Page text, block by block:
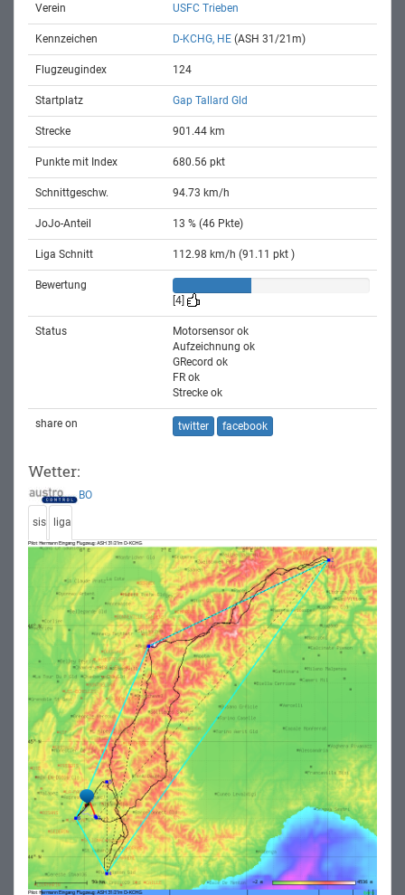
Verein USFC Trieben
Kennzeichen D-KCHG, HE (ASH 31/21m)
Flugzeugindex 124
Startplatz Gap Tallard Gld
Strecke 901.44 km
Punkte mit Index 680.56 pkt
Schnittgeschw. 94.73 km/h
JoJo-Anteil 13 % (46 Pkte)
Liga Schnitt 112.98 km/h (91.11 pkt )
Bewertung
[4]
Status
Motorsensor ok
Aufzeichnung ok
GRecord ok
FR ok
Strecke ok
share on twitter facebook
Wetter:
BO
sis liga